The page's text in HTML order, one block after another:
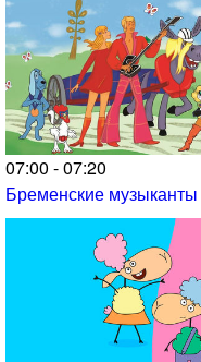
07:00 - 07:20
Бременские музыканты